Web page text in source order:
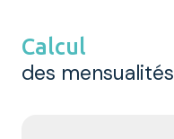
Calcul
des mensualités